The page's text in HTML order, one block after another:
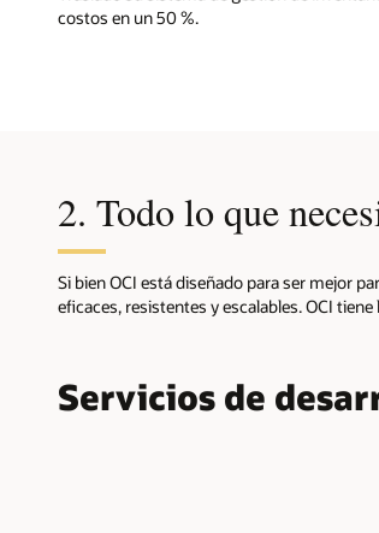
costos en un 50 %.
2. Todo lo que
Si bien OCI está diseñado para ser mejor
eficaces, resistentes y escalables. OCI
Servicios de